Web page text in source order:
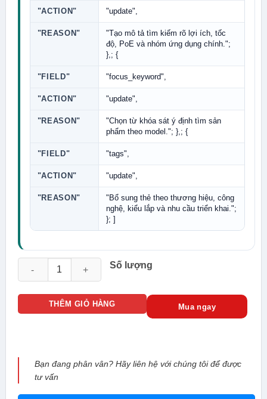
"ACTION" "update",
"REASON"
"Tạo mô tả tìm kiếm rõ lợi ích, tốc
độ, PoE và nhóm ứng dụng chính.";
},; {
"FIELD" "focus_keyword",
"ACTION" "update",
"REASON"
"Chọn từ khóa sát ý định tìm sản
phẩm theo model."; },; {
"FIELD" "tags",
"ACTION" "update",
"REASON"
"Bổ sung thẻ theo thương hiệu, công
nghệ, kiểu lắp và nhu cầu triển khai.";
}; ]
Số lượng
AOLYNK UAP512G-AC13 Access Point Wi-Fi 5 AC1300 gắn
THÊM GIỎ HÀNG Mua ngay
Bạn đang phân vân? Hãy liên hệ với chúng tôi để được
tư vấn